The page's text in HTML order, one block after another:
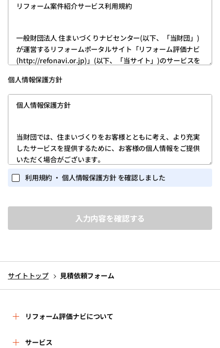
リフォーム案件紹介サービス利用規約
一般財団法人 住まいづくりナビセンター(以下、「当財団」)
が運営するリフォームポータルサイト「リフォーム評価ナビ
(http://refonavi.or.jp)」(以下、「当サイト」)のサービスを
次の内容をお読みいただき、その内容を理解したうえ、ご同
意いただける方は、所定の方法でユーザー登録をお願いいた
します。
第1条 (ユーザー登録)
1.ユーザー登録は、当サイトのトップページの「新規登録」
ボタンをクリックしていただき、「ログイン・新規登録画
い。
ジ(以下、「マイページ」)が提供されます。
ユーザーは、マイページにおいては、次条に定めるサービ
スを利用いただくことができます。
当サイトのサービスを利用する可能性があります。ユー
ウントに関しては慎重に管理してください。
個人情報保護方針
個人情報保護方針
当財団では、住まいづくりをお客様とともに考え、より充実
したサービスを提供するために、お客様の個人情報をご提供
いただく場合がございます。
いても、個人情報を収集する場合がございます。
定めるとともに、これを実行し維持することを宣言いたしま
を取得いたします。
2.個人情報を、本人から直接書面によって取得する場合は、
当財団名、個人情報保護管理者名及び連絡先、利用目的等
ます。
で行います。
利用規約 ・ 個人情報保護方針 を確認しました
サイトトップ 見積依頼フォーム
リフォーム評価ナビについて
リフォーム評価ナビとは
サービス